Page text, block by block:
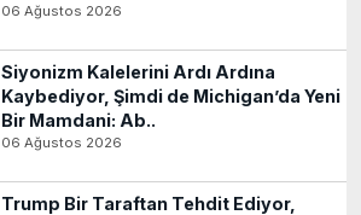
06 Ağustos 2026
Siyonizm Kalelerini Ardı Ardına
Kaybediyor, Şimdi de Michigan’da Yeni
Bir Mamdani: Ab..
06 Ağustos 2026
Trump Bir Taraftan Tehdit Ediyor,